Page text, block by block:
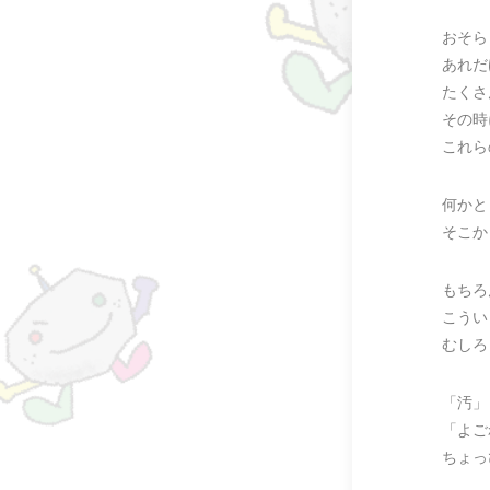
おそ
あれ
たく
その
これ
何か
そこ
もち
こう
むし
「汚
「よ
ちょ